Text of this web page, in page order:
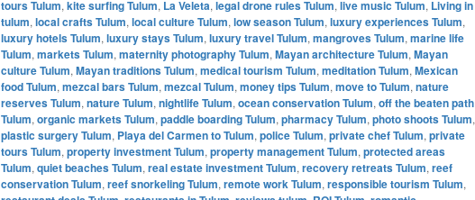
tours Tulum, kite surfing Tulum, La Veleta, legal drone rules Tulum, live music Tulum, Living in
tulum, local crafts Tulum, local culture Tulum, low season Tulum, luxury experiences Tulum,
luxury hotels Tulum, luxury stays Tulum, luxury travel Tulum, mangroves Tulum, marine life
Tulum, markets Tulum, maternity photography Tulum, Mayan architecture Tulum, Mayan
culture Tulum, Mayan traditions Tulum, medical tourism Tulum, meditation Tulum, Mexican
food Tulum, mezcal bars Tulum, mezcal Tulum, money tips Tulum, move to Tulum, nature
reserves Tulum, nature Tulum, nightlife Tulum, ocean conservation Tulum, off the beaten path
Tulum, organic markets Tulum, paddle boarding Tulum, pharmacy Tulum, photo shoots Tulum,
plastic surgery Tulum, Playa del Carmen to Tulum, police Tulum, private chef Tulum, private
tours Tulum, property investment Tulum, property management Tulum, protected areas
Tulum, quiet beaches Tulum, real estate investment Tulum, recovery retreats Tulum, reef
conservation Tulum, reef snorkeling Tulum, remote work Tulum, responsible tourism Tulum,